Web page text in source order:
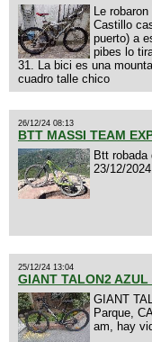
Le
Castillo
puerto) a
pibes lo
31. La bici es una
cuadro talle chico
26/12/24 08:13
BTT MASSI TEAM
Btt robada
23/12/2024
25/12/24 13:04
GIANT TALON2 AZUL
GIANT
Parque,
am, hay